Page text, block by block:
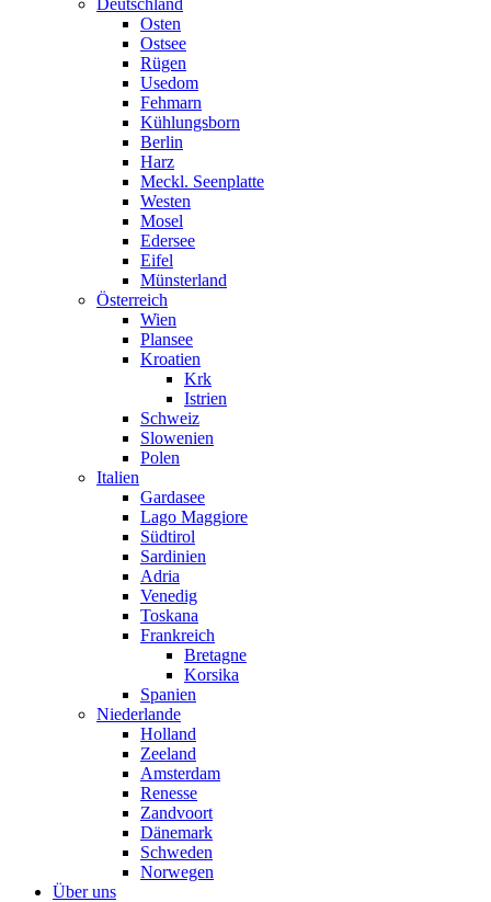
Deutschland
Osten
Ostsee
Rügen
Usedom
Fehmarn
Kühlungsborn
Berlin
Harz
Meckl. Seenplatte
Westen
Mosel
Edersee
Eifel
Münsterland
Österreich
Wien
Plansee
Kroatien
Krk
Istrien
Schweiz
Slowenien
Polen
Italien
Gardasee
Lago Maggiore
Südtirol
Sardinien
Adria
Venedig
Toskana
Frankreich
Bretagne
Korsika
Spanien
Niederlande
Holland
Zeeland
Amsterdam
Renesse
Zandvoort
Dänemark
Schweden
Norwegen
Über uns